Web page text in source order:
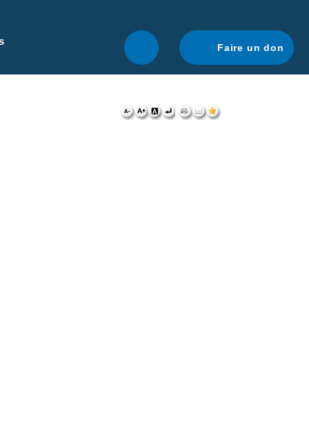
navigation optimale.
Faire un don